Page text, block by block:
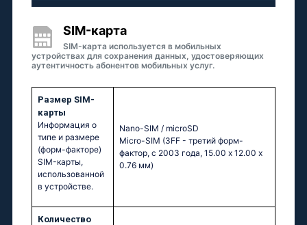
SIM-карта
SIM-карта используется в мобильных
устройствах для сохранения данных, удостоверяющих
аутентичность абонентов мобильных услуг.
Размер SIM-
карты
Информация о
типе и размере
(форм-факторе)
SIM-карты,
использованной
в устройстве.
Nano-SIM / microSD
Micro-SIM (3FF - третий форм-
фактор, с 2003 года, 15.00 x 12.00 x
0.76 мм)
Количество